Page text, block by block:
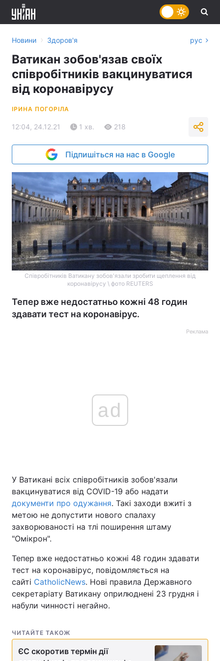
Головна Війна
Україна Політика
Економіка Світ
Техно і зв'язок Лайт
Зброя Інциденти
Здоров'я
Цікавинки
Екологія
Новини › Здоров'я рус
Ватикан зобов'язав своїх
співробітників вакцинуватися
від коронавірусу
ІРИНА ПОГОРІЛА
12:04, 24.12.21 1 хв. 218
Підпишіться на нас в Google
Співробітників Ватикану зобов'язали зробити щеплення від
коронавірусу \ фото REUTERS
Тепер вже недостатньо кожні 48 годин
здавати тест на коронавірус.
Реклама
ad
У Ватикані всіх співробітників зобов'язали
вакцинуватися від COVID-19 або надати
документи про одужання. Такі заходи вжиті з
метою не допустити нового спалаху
захворюваності на тлі поширення штаму
"Омікрон".
Тепер вже недостатньо кожні 48 годин здавати
тест на коронавірус, повідомляється на
сайті CatholicNews. Нові правила Державного
секретаріату Ватикану оприлюднені 23 грудня і
набули чинності негайно.
ЧИТАЙТЕ ТАКОЖ
ЄС скоротив термін дії